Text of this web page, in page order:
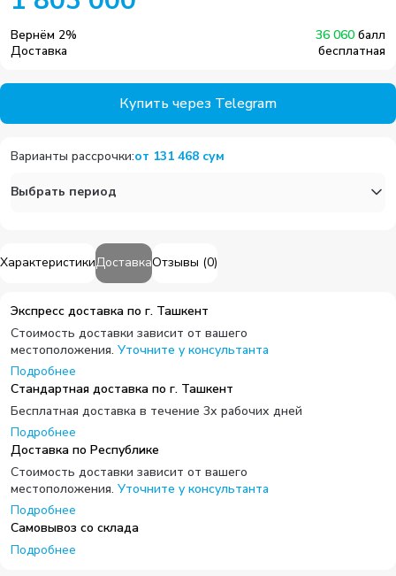
ХарактеристикиДоставкаОтзывы (0)
Экспресс доставка по г. Ташкент
Стоимость доставки зависит от вашего
местоположения. Уточните у консультанта
Подробнее
Стандартная доставка по г. Ташкент
Бесплатная доставка в течение 3х рабочих дней
Подробнее
Доставка по Республике
Стоимость доставки зависит от вашего
местоположения. Уточните у консультанта
Подробнее
Самовывоз со склада
Подробнее
Вернём 2% 36 060 балл
Доставка
бесплатная
Купить через Telegram
Варианты рассрочки:от 131 468 сум
Выбрать период